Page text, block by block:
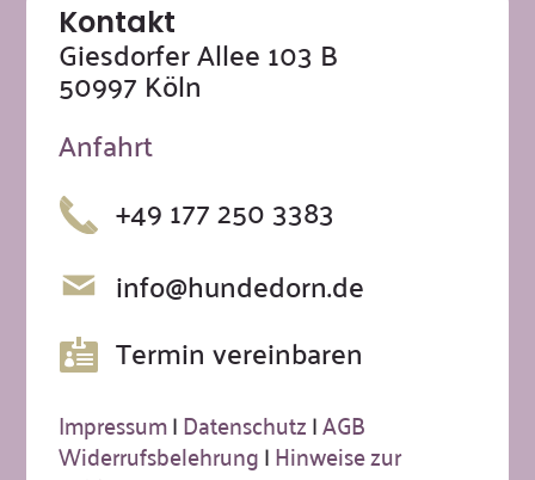
Kontakt
Giesdorfer Allee 103 B
50997 Köln
Anfahrt
+49 177 250 3383
info@hundedorn.de
Termin vereinbaren
Impressum|Datenschutz|AGB
Widerrufsbelehrung|Hinweise zur